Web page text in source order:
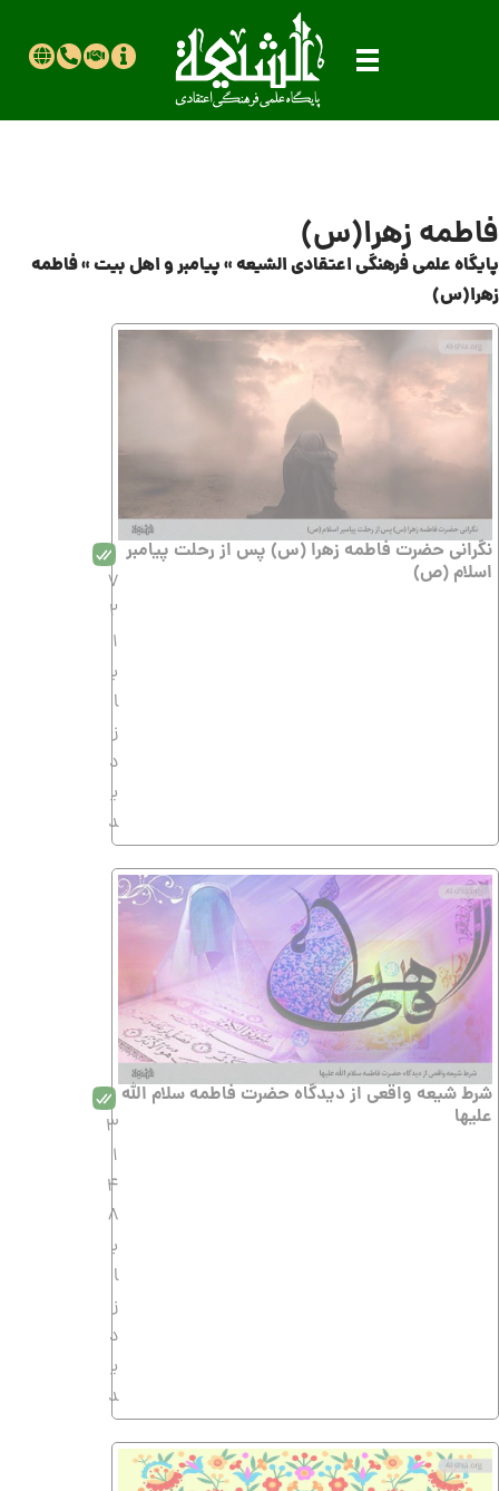
فاطمه زهرا(س)
پایگاه علمی فرهنگی اعتقادی الشیعه»پیامبر و اهل بیت»فاطمه
زهرا(س)
نگرانی حضرت فاطمه زهرا (س) پس از رحلت پیامبر
اسلام (ص)
7
2
1
ب
ا
ز
د
ی
د
شرط شیعه واقعی از دیدگاه حضرت فاطمه سلام الله
علیها
3
1
4
8
ب
ا
ز
د
ی
د